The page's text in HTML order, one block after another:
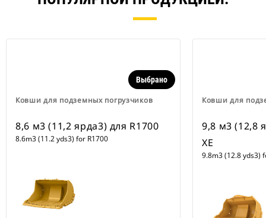
Ковши для подземных погрузчиков
Выбрано
8,6 м3 (11,2 ярда3) для R1700
8.6m3 (11.2 yds3) for R1700
Ковши для
9,8 м3 (12,8
XE
9.8m3 (12.8 yds3)